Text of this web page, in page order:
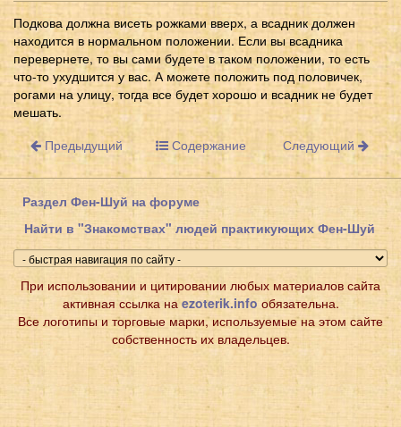
Подкова должна висеть рожками вверх, а всадник должен
находится в нормальном положении. Если вы всадника
перевернете, то вы сами будете в таком положении, то есть
что-то ухудшится у вас. А можете положить под половичек,
рогами на улицу, тогда все будет хорошо и всадник не будет
мешать.
Предыдущий
Содержание Следующий
Раздел Фен-Шуй на форуме
Найти в "Знакомствах" людей практикующих Фен-Шуй
При использовании и цитировании любых материалов сайта
активная ссылка наezoterik.info обязательна.
Все логотипы и торговые марки, используемые на этом сайте
собственность их владельцев.